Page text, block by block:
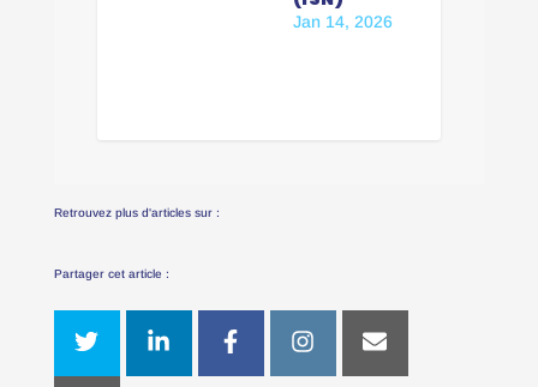
Jan 14, 2026
Retrouvez plus d'articles sur :
Partager cet article :